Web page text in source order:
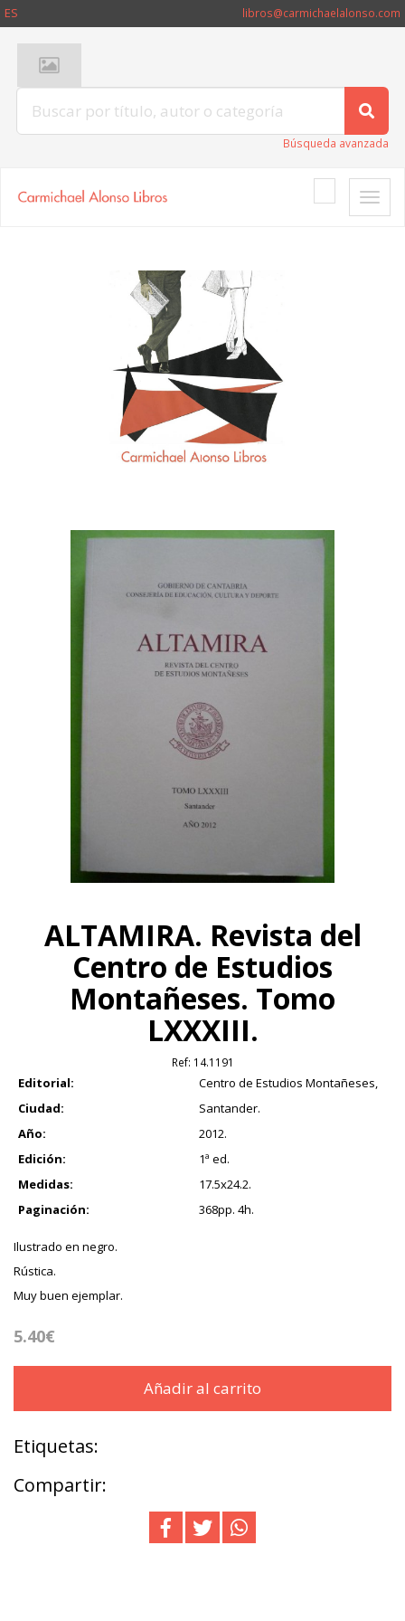
ES libros@carmichaelalonso.com
Búsqueda avanzada
Toggle
ALTAMIRA. Revista del
Centro de Estudios
Montañeses. Tomo
LXXXIII.
Ref: 14.1191
Editorial:
Centro de Estudios Montañeses,
Ciudad:
Santander.
Año:
2012.
Edición:
1ª ed.
Medidas:
17.5x24.2.
Paginación:
368pp. 4h.
Ilustrado en negro.
Rústica.
Muy buen ejemplar.
5.40€
Añadir al carrito
Etiquetas:
Compartir: